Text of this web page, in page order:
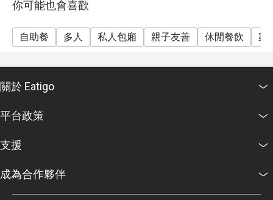
6-12歲：成人價格五折
13歲及以上按成人收費
重要提示：Eatigo折扣不可與兒童價格同時使用。
重要提示：所有價格均以泰銖計算，不包括增值稅和服
此政策適用於所有自助餐，但不適用於單點菜式。
Eatigo折扣不可與其他優惠或促銷活動同時使用。折扣
不適用於服務費和增值稅。
你可能也會喜歡
自助餐 多人 私人包廂 親子友善 休閒餐飲 家
關於 Eatigo
平台政策
支援
成為合作夥伴